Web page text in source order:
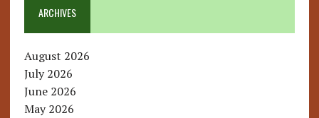
ARCHIVES
August 2026
July 2026
June 2026
May 2026